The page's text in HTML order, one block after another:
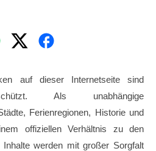
auf dieser Internetseite sind
Als unabhängige
Ferienregionen, Historie und
offiziellen Verhältnis zu den
Inhalte werden mit großer Sorgfalt